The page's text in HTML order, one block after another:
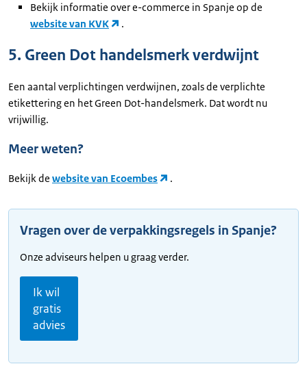
Bekijk informatie over e-commerce in Spanje op de
website van KVK
.
5. Green Dot handelsmerk verdwijnt
Een aantal verplichtingen verdwijnen, zoals de verplichte
etikettering en het Green Dot-handelsmerk. Dat wordt nu
vrijwillig.
Meer weten?
Bekijk de website van Ecoembes .
Vragen over de verpakkingsregels in Spanje?
Onze adviseurs helpen u graag verder.
Ik wil
gratis
advies